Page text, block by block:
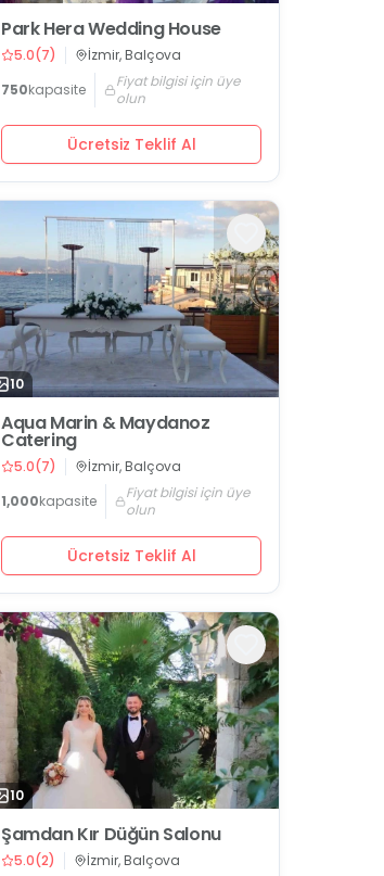
Park Hera Wedding House
5.0(7)
İzmir, Balçova
750kapasite
Fiyat bilgisi için üye
olun
Ücretsiz Teklif Al
10
Aqua Marin & Maydanoz
Catering
5.0(7)
İzmir, Balçova
1,000kapasite
Fiyat bilgisi için üye
olun
Ücretsiz Teklif Al
10
Şamdan Kır Düğün Salonu
5.0(2)
İzmir, Balçova